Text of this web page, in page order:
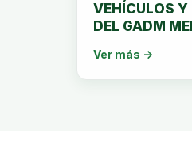
VEHÍCULOS
DEL GADM
Ver más →